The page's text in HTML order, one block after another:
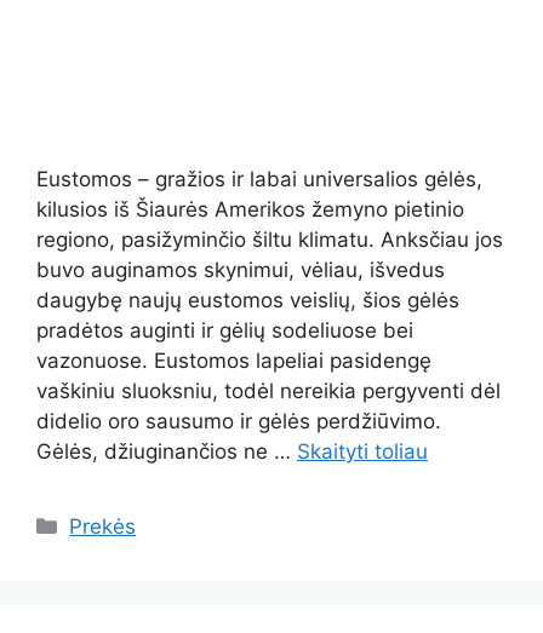
Eustomos – gražios ir labai universalios gėlės,
kilusios iš Šiaurės Amerikos žemyno pietinio
regiono, pasižyminčio šiltu klimatu. Anksčiau jos
buvo auginamos skynimui, vėliau, išvedus
daugybę naujų eustomos veislių, šios gėlės
pradėtos auginti ir gėlių sodeliuose bei
vazonuose. Eustomos lapeliai pasidengę
vaškiniu sluoksniu, todėl nereikia pergyventi dėl
didelio oro sausumo ir gėlės perdžiūvimo.
Gėlės, džiuginančios ne … Skaityti toliau
Kategorijos
Prekės